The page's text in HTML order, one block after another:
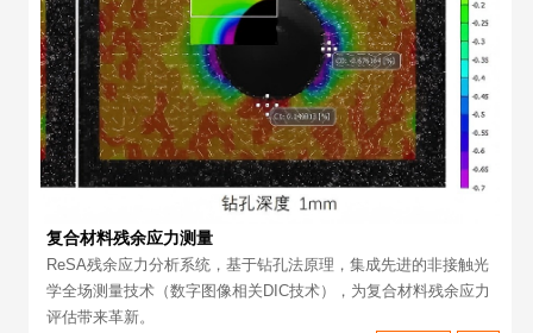
复合材料残余应力测量
ReSA残余应力分析系统，基于钻孔法原理，集成先进的非接触光
学全场测量技术（数字图像相关DIC技术），为复合材料残余应力
评估带来革新。